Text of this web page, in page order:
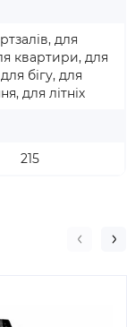
для
квартири, для
бігу, для
для літніх
215